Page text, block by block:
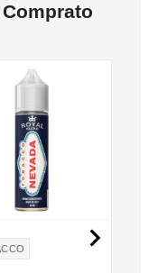
